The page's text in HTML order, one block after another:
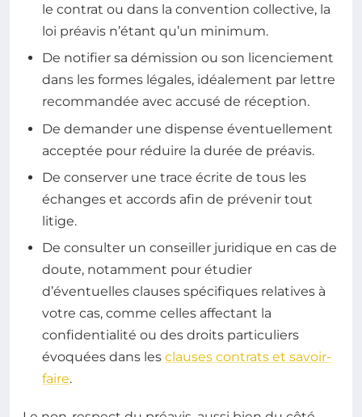
le contrat ou dans la convention collective, la
loi préavis n’étant qu’un minimum.
De notifier sa démission ou son licenciement
dans les formes légales, idéalement par lettre
recommandée avec accusé de réception.
De demander une dispense éventuellement
acceptée pour réduire la durée de préavis.
De conserver une trace écrite de tous les
échanges et accords afin de prévenir tout
litige.
De consulter un conseiller juridique en cas de
doute, notamment pour étudier
d’éventuelles clauses spécifiques relatives à
votre cas, comme celles affectant la
confidentialité ou des droits particuliers
évoquées dans les clauses contrats et savoir-
faire.